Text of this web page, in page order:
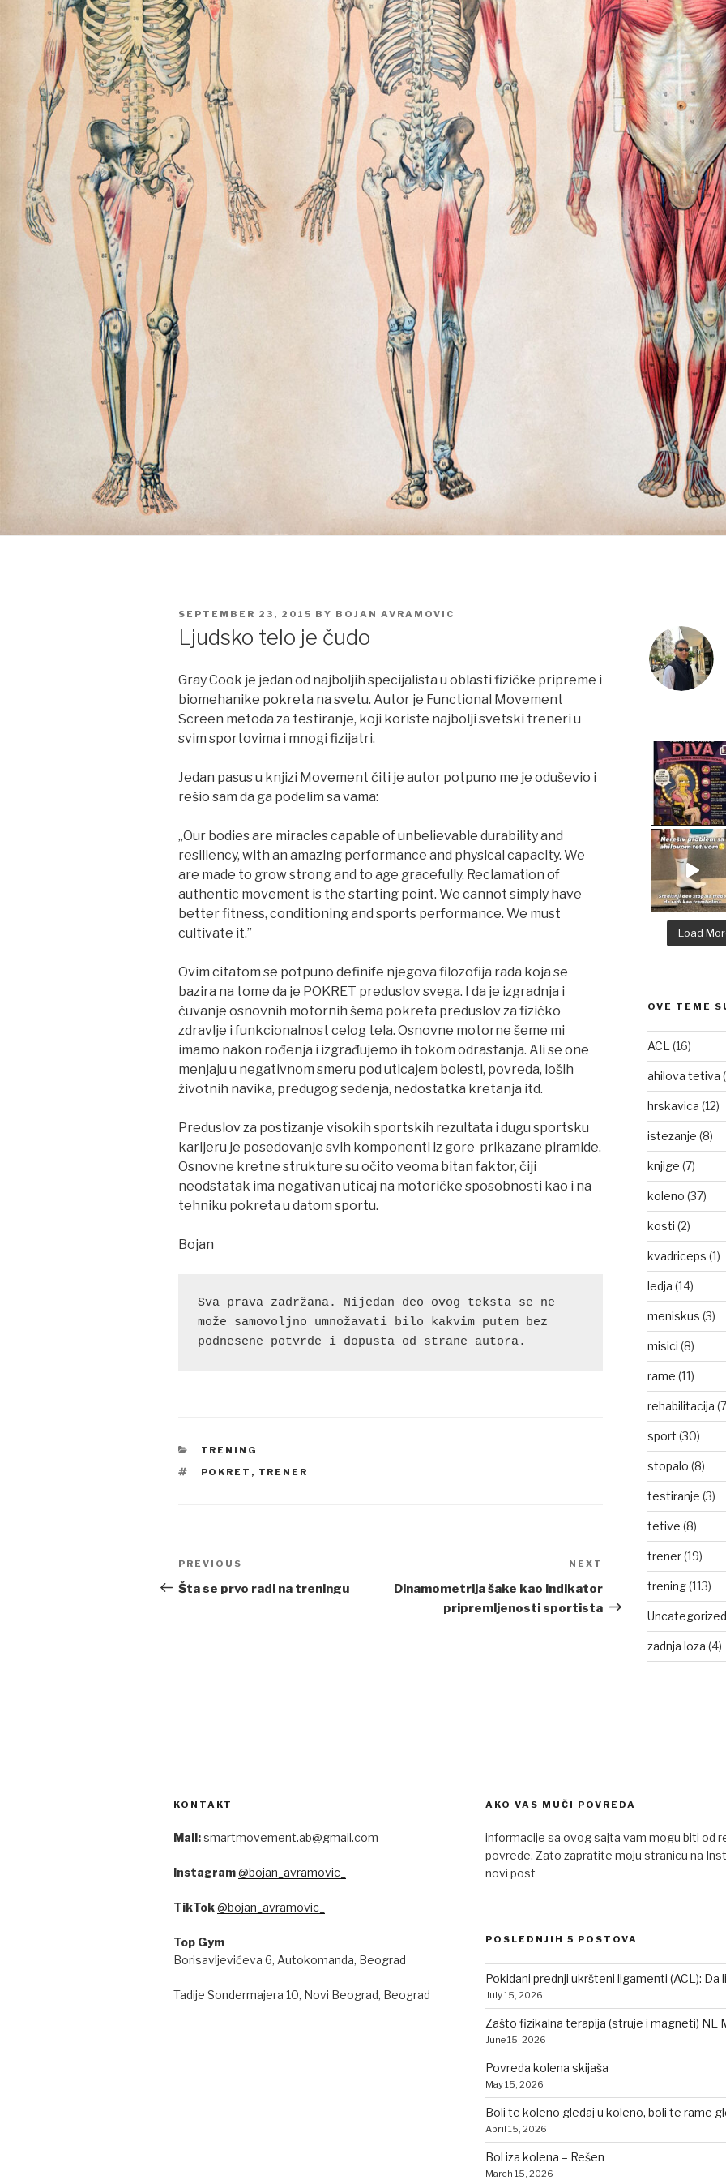
POSTED
SEPTEMBER 23, 2015 BY BOJAN AVRAMOVIC
Ljudsko telo je čudo
Gray Cook je jedan od najboljih specijalista u oblasti fizičke pripreme i
biomehanike pokreta na svetu. Autor je Functional Movement
Screen metoda za testiranje, koji koriste najbolji svetski treneri u
svim sportovima i mnogi fizijatri.
Jedan pasus u knjizi Movement čiti je autor potpuno me je oduševio i
rešio sam da ga podelim sa vama:
„Our bodies are miracles capable of unbelievable durability and
resiliency, with an amazing performance and physical capacity. We
are made to grow strong and to age gracefully. Reclamation of
authentic movement is the starting point. We cannot simply have
better fitness, conditioning and sports performance. We must
cultivate it.”
Ovim citatom se potpuno definife njegova filozofija rada koja se
bazira na tome da je POKRET preduslov svega. I da je izgradnja i
čuvanje osnovnih motornih šema pokreta preduslov za fizičko
zdravlje i funkcionalnost celog tela. Osnovne motorne šeme mi
imamo nakon rođenja i izgrađujemo ih tokom odrastanja. Ali se one
menjaju u negativnom smeru pod uticajem bolesti, povreda, loših
životnih navika, predugog sedenja, nedostatka kretanja itd.
Preduslov za postizanje visokih sportskih rezultata i dugu sportsku
karijeru je posedovanje svih komponenti iz gore prikazane piramide.
Osnovne kretne strukture su očito veoma bitan faktor, čiji
neodstatak ima negativan uticaj na motoričke sposobnosti kao i na
tehniku pokreta u datom sportu.
Bojan
Sva prava zadržana. Nijedan deo ovog teksta se ne
može samovoljno umnožavati bilo kakvim putem bez
podnesene potvrde i dopusta od strane autora.
CATEGORIES
TRENING
TAGS
POKRET , TRENER
Post
navigation
Previous
Post
PREVIOUS
Šta se prvo radi na treningu
Post
NEXT
Dinamometrija šake kao indikator
pripremljenosti sportista
Load
OVE TEME
ACL (16)
ahilova tetiva
hrskavica (12)
istezanje (8)
knjige (7)
koleno (37)
kosti (2)
kvadriceps (1)
ledja (14)
meniskus (3)
misici (8)
rame (11)
rehabilitacija
sport (30)
stopalo (8)
testiranje (3)
tetive (8)
trener(19)
trening(113)
Uncategorized
zadnja loza (4)
KONTAKT
Mail:smartmovement.ab@gmail.com
Instagram@bojan_avramovic_
TikTok@bojan_avramovic_
Top Gym
Borisavljevićeva 6, Autokomanda, Beograd
Tadije Sondermajera 10, Novi Beograd, Beograd
AKO VAS MUČI POVREDA
informacije sa ovog sajta vam mogu biti od
povrede. Zato zapratite moju stranicu na
novi post
POSLEDNJIH 5 POSTOVA
Pokidani prednji ukršteni ligamenti (ACL): Da
July 15, 2026
Zašto fizikalna terapija (struje i magneti) NE
June 15, 2026
Povreda kolena skijaša
May 15, 2026
Boli te koleno gledaj u koleno, boli te rame
April 15, 2026
Bol iza kolena – Rešen
March 15, 2026